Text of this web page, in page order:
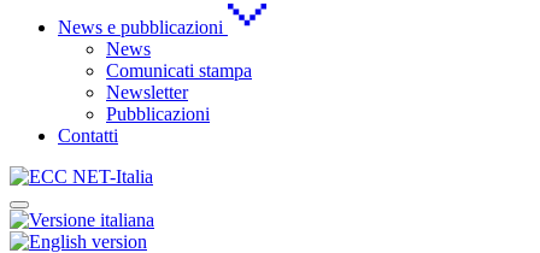
News e pubblicazioni
News
Comunicati stampa
Newsletter
Pubblicazioni
Contatti